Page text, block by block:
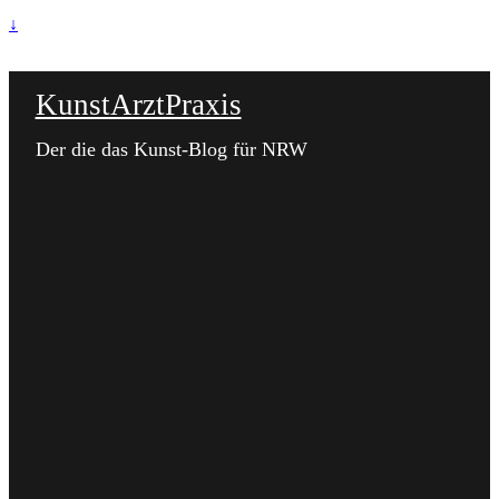
↓
KunstArztPraxis
Der die das Kunst-Blog für NRW